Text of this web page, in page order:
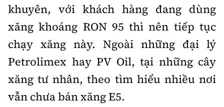
khuyên, với khách hàng đang dùng
xăng khoáng RON 95 thì nên tiếp tục
chạy xăng này. Ngoài những đại lý
Petrolimex hay PV Oil, tại những cây
xăng tư nhân, theo tìm hiểu nhiều nơi
vẫn chưa bán xăng E5.